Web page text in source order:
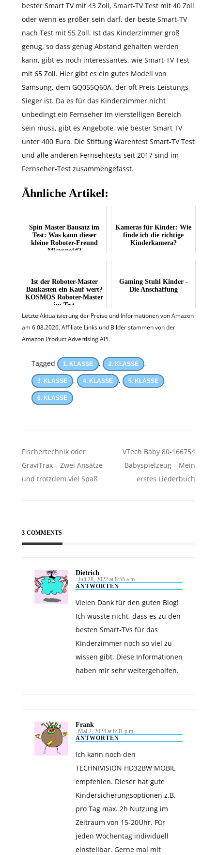
bester Smart TV mit 43 Zoll, Smart-TV Test mit 40 Zoll
oder wenn es größer sein darf, der beste Smart-TV
nach Test mit 55 Zoll. Ist das Kinderzimmer groß
genug, so dass genug Abstand gehalten werden
kann, gibt es noch interessantes, wie Smart-TV Test
mit 65 Zoll. Hier gibt es ein gutes Modell von
Samsung, dem GQ055Q60A, der oft Preis-Leistungs-
Sieger ist. Da es für das Kinderzimmer nicht
unbedingt ein Fernseher im vierstelligen Bereich
sein muss, gibt es Angebote, wie bester Smart TV
unter 400 Euro. Die Stiftung Warentest Smart-TV Test
und alle anderen Fernsehtests seit 2017 sind im
Fernseher-Test zusammengefasst.
Ähnliche Artikel:
Spin Master Bausatz im
Test: Was kann dieser
kleine Roboter-Freund
Micronoid?
Kameras für Kinder: Wie
finde ich die richtige
Kinderkamera?
Ist der Roboter-Master
Baukasten ein Kauf wert?
KOSMOS Roboter-Master
im Test
Gaming Stuhl Kinder -
Die Anschaffung
Letzte Aktualisierung der Preise und Informationen von Amazon
am 6.08.2026. Affiliate Links und Bilder stammen von der
Amazon Product Advertising API.
Tagged 1. KLASSE , 2. KLASSE ,
3. KLASSE , 4. KLASSE , 5. KLASSE ,
6. KLASSE
Beitragsnavigation
Fischertechnik oder
GraviTrax – Zwei Ansätze
und trotzdem viel Spaß
VTech Baby 80-166754
Babyspielzeug – Mein
erstes Liederbuch
3 COMMENTS
Dietrich
Juli 28, 2022 at 8:55 a.m.
ANTWORTEN
Vielen Dank für den guten Blog!
Ich wusste nicht, dass es zu den
besten Smart-TVs für das
Kinderzimmer noch so viel zu
wissen gibt. Diese Informationen
haben mir sehr weitergeholfen.
Frank
Mai 2, 2024 at 6:31 p.m.
ANTWORTEN
Ich kann noch den
TECHNIVISION HD32BW MOBIL
empfehlen. Dieser hat gute
Kindersicherungsoptionen z.B.
pro Tag max. 2h Nutzung im
Zeitraum von 15-20Uhr. Für
jeden Wochentag individuell
einstellbar. Gerne mal mit